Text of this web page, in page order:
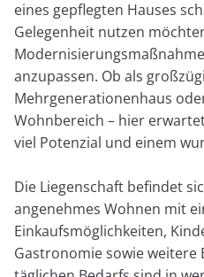
eines gepflegten Hauses
Gelegenheit nutzen
anzupassen. Ob als
Mehrgenerationenhaus
Wohnbereich – hier
viel Potenzial und einem
Die Liegenschaft befindet
angenehmes Wohnen mit
Einkaufsmöglichkeiten,
Gastronomie sowie weitere